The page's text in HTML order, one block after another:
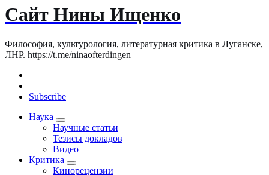
Сайт Нины Ищенко
Философия, культурология, литературная критика в Луганске,
ЛНР. https://t.me/ninaofterdingen
Subscribe
Наука
Научные статьи
Тезисы докладов
Видео
Критика
Кинорецензии